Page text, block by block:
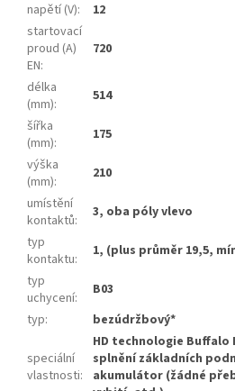
napětí (V):
12
startovací
proud (A)
EN:
720
délka
(mm):
514
šířka
(mm):
175
výška
(mm):
210
umístění
kontaktů:
3, oba póly vlevo
typ
kontaktu:
1, (plus průměr 19,5,
typ
uchycení:
B03
typ: bezúdržbový*
speciální
vlastnosti:
HD technologie
splnění základních
akumulátor (žádné